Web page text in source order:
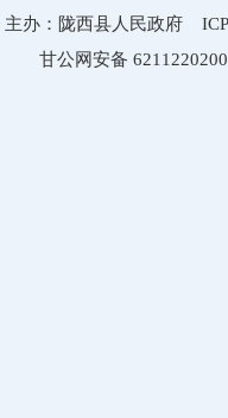
主办：陇西县人民政府
甘公网安备